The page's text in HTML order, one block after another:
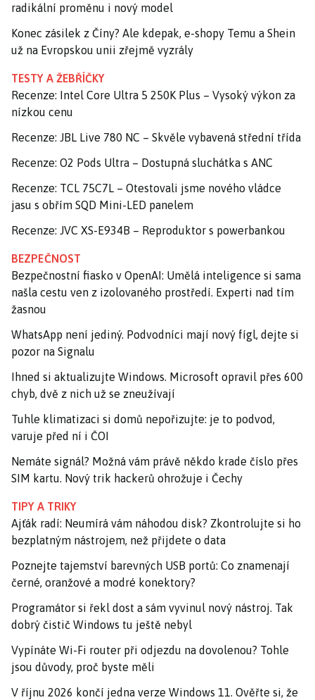
radikální proměnu i nový model
Konec zásilek z Číny? Ale kdepak, e-shopy Temu a Shein
už na Evropskou unii zřejmě vyzrály
TESTY A ŽEBŘÍČKY
Recenze: Intel Core Ultra 5 250K Plus – Vysoký výkon za
nízkou cenu
Recenze: JBL Live 780 NC – Skvěle vybavená střední třída
Recenze: O2 Pods Ultra – Dostupná sluchátka s ANC
Recenze: TCL 75C7L – Otestovali jsme nového vládce
jasu s obřím SQD Mini-LED panelem
Recenze: JVC XS-E934B – Reproduktor s powerbankou
BEZPEČNOST
Bezpečnostní fiasko v OpenAI: Umělá inteligence si sama
našla cestu ven z izolovaného prostředí. Experti nad tím
žasnou
WhatsApp není jediný. Podvodníci mají nový fígl, dejte si
pozor na Signalu
Ihned si aktualizujte Windows. Microsoft opravil přes 600
chyb, dvě z nich už se zneužívají
Tuhle klimatizaci si domů nepořizujte: je to podvod,
varuje před ní i ČOI
Nemáte signál? Možná vám právě někdo krade číslo přes
SIM kartu. Nový trik hackerů ohrožuje i Čechy
TIPY A TRIKY
Ajťák radí: Neumírá vám náhodou disk? Zkontrolujte si ho
bezplatným nástrojem, než přijdete o data
Poznejte tajemství barevných USB portů: Co znamenají
černé, oranžové a modré konektory?
Programátor si řekl dost a sám vyvinul nový nástroj. Tak
dobrý čistič Windows tu ještě nebyl
Vypínáte Wi-Fi router při odjezdu na dovolenou? Tohle
jsou důvody, proč byste měli
V říjnu 2026 končí jedna verze Windows 11. Ověřte si, že